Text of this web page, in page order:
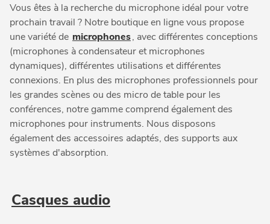
Vous êtes à la recherche du microphone idéal pour votre
prochain travail ? Notre boutique en ligne vous propose
une variété de microphones, avec différentes conceptions
(microphones à condensateur et microphones
dynamiques), différentes utilisations et différentes
connexions. En plus des microphones professionnels pour
les grandes scènes ou des micro de table pour les
conférences, notre gamme comprend également des
microphones pour instruments. Nous disposons
également des accessoires adaptés, des supports aux
systèmes d'absorption.
Casques audio